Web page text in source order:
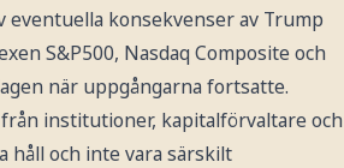
eventuella konsekvenser av Trump
S&P500, Nasdaq Composite och
när uppgångarna fortsatte.
institutioner, kapitalförvaltare och
håll och inte vara särskilt